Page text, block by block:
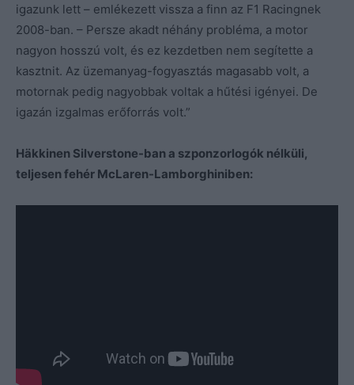
igazunk lett – emlékezett vissza a finn az F1 Racingnek
2008-ban. – Persze akadt néhány probléma, a motor
nagyon hosszú volt, és ez kezdetben nem segítette a
kasztnit. Az üzemanyag-fogyasztás magasabb volt, a
motornak pedig nagyobbak voltak a hűtési igényei. De
igazán izgalmas erőforrás volt.”
Häkkinen Silverstone-ban a szponzorlogók nélküli,
teljesen fehér McLaren-Lamborghiniben: